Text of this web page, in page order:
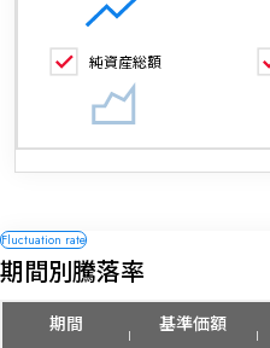
純資産総額
期間別騰落率
期間 基準価額